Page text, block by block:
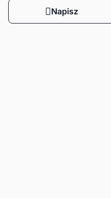
Napisz